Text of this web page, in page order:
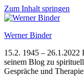
Zum Inhalt springen
Werner Binder
15.2. 1945 – 26.1.2022
seinem Blog zu
Gespräche und